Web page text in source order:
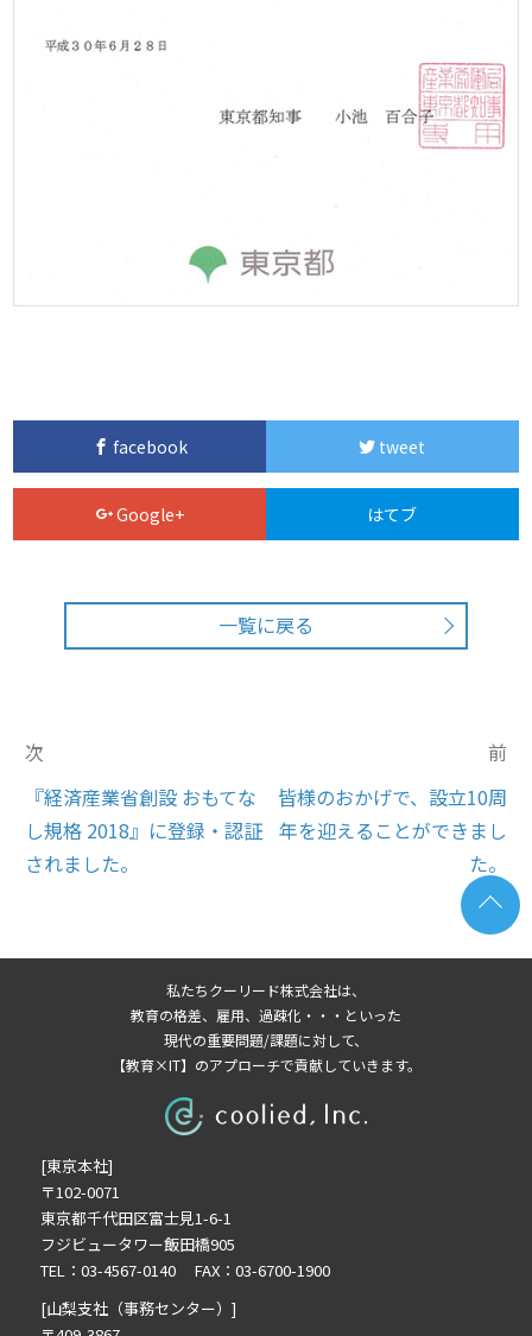
facebook tweet
Google+ はてブ
一覧に戻る
前
皆様のおかげで、設立10周
年を迎えることができまし
た。
次
『経済産業省創設 おもてな
し規格 2018』に登録・認証
されました。
私たちクーリード株式会社は、
教育の格差、雇用、過疎化・・・といった
現代の重要問題/課題に対して、
【教育×IT】のアプローチで貢献していきます。
[東京本社]
〒102-0071
東京都千代田区富士見1-6-1
フジビュータワー飯田橋905
TEL：03-4567-0140 FAX：03-6700-1900
[山梨支社（事務センター）]